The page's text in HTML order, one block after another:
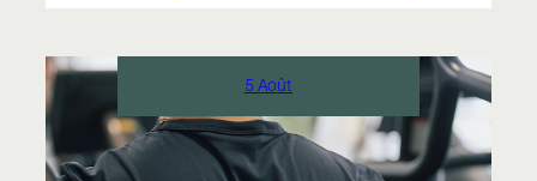
adaptée
aux
5 Août